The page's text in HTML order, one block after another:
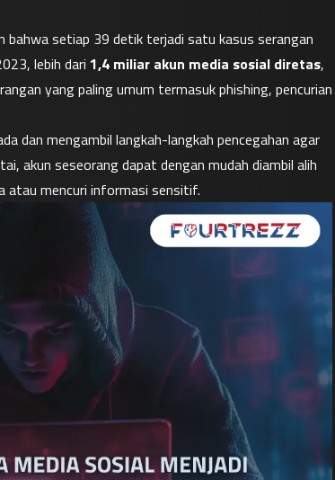
bahwa setiap 39 detik terjadi satu kasus serangan
lebih dari 1,4 miliar akun media sosial diretas,
yang paling umum termasuk phishing, pencurian
dan mengambil langkah-langkah pencegahan agar
akun seseorang dapat dengan mudah diambil alih
atau mencuri informasi sensitif.